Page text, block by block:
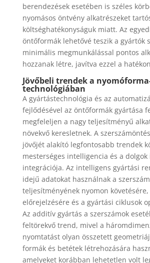
berendezések esetében is széles
nyomásos öntvény alkatrészeket
költséghatékonyságuk miatt. Az
öntőformák lehetővé teszik a gyártók
minimális megmunkálással pontos
hozzanak létre, javítva ezzel a
Jövőbeli trendek a
technológiában
A gyártástechnológia és az
fejlődésével az öntőformák gyártása
megfeleljen a nagy teljesítményű
növekvő keresletnek. A
jövőjét alakító legfontosabb trendek
mesterséges intelligencia és a
integrációja. Az intelligens gyártási
idejű adatokat használnak a
teljesítményének nyomon
előrejelzésére és a gyártási ciklusok
Az additív gyártás a szerszámok
feltörekvő trend, mivel a
nyomtatást olyan összetett
formák és betétek létrehozására
amelyeket korábban lehetetlen volt